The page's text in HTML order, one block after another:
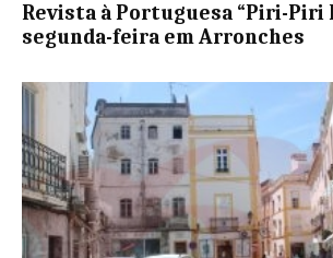
Revista à Portuguesa “Piri-Piri
segunda-feira em Arronches